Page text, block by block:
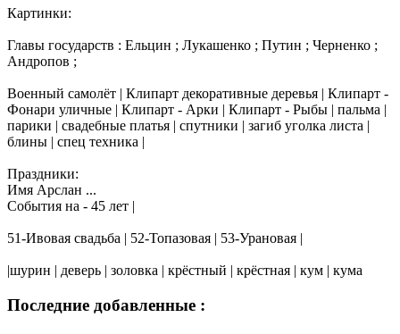
Картинки:
Главы государств : Ельцин ; Лукашенко ; Путин ; Черненко ;
Андропов ;
Военный самолёт | Клипарт декоративные деревья | Клипарт -
Фонари уличные | Клипарт - Арки | Клипарт - Рыбы | пальма |
парики | свадебные платья | спутники | загиб уголка листа |
блины | спец техника |
Праздники:
Имя Арслан ...
События на - 45 лет |
51-Ивовая свадьба | 52-Топазовая | 53-Урановая |
|шурин | деверь | золовка | крёстный | крёстная | кум | кума
Последние добавленные :